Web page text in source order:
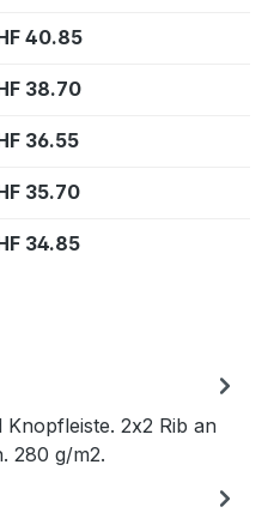
40.85
38.70
36.55
35.70
34.85
2x2 Rib an
280 g/m2.